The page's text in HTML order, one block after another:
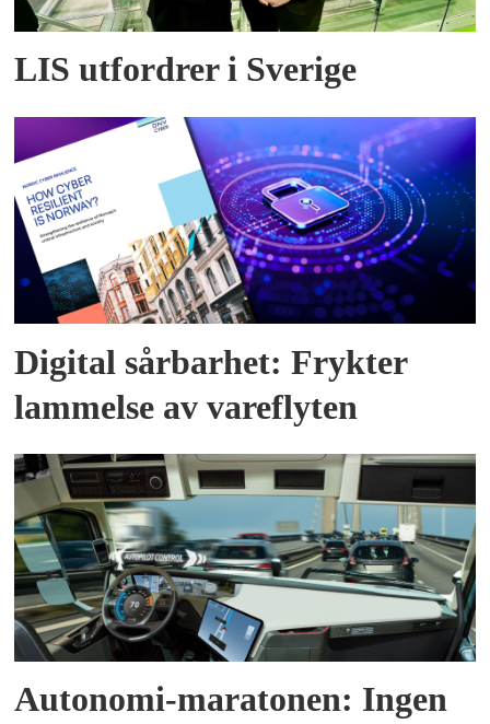
LIS utfordrer i Sverige
Digital sårbarhet: Frykter
lammelse av vareflyten
Autonomi-maratonen: Ingen